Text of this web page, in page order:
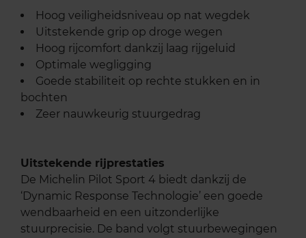
Hoog veiligheidsniveau op nat wegdek
Uitstekende grip op droge wegen
Hoog rijcomfort dankzij laag rijgeluid
Optimale wegligging
Goede stabiliteit op rechte stukken en in
bochten
Zeer nauwkeurig stuurgedrag
Uitstekende rijprestaties
De Michelin Pilot Sport 4 biedt dankzij de
‘Dynamic Response Technologie’ een goede
wendbaarheid en een uitzonderlijke
stuurprecisie. De band volgt stuurbewegingen